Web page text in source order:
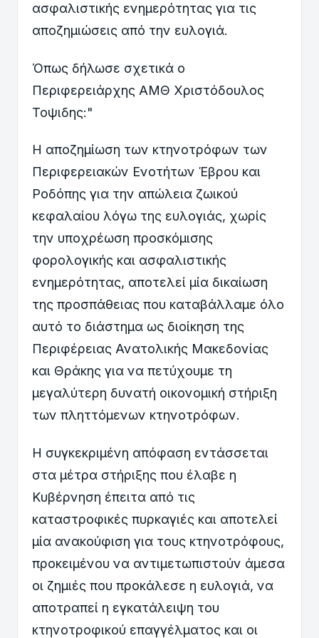
ασφαλιστικής ενημερότητας για τις
αποζημιώσεις από την ευλογιά.
Όπως δήλωσε σχετικά ο
Περιφερειάρχης ΑΜΘ Χριστόδουλος
Τοψιδης:"
Η αποζημίωση των κτηνοτρόφων των
Περιφερειακών Ενοτήτων Έβρου και
Ροδόπης για την απώλεια ζωικού
κεφαλαίου λόγω της ευλογιάς, χωρίς
την υποχρέωση προσκόμισης
φορολογικής και ασφαλιστικής
ενημερότητας, αποτελεί μία δικαίωση
της προσπάθειας που καταβάλλαμε όλο
αυτό το διάστημα ως διοίκηση της
Περιφέρειας Ανατολικής Μακεδονίας
και Θράκης για να πετύχουμε τη
μεγαλύτερη δυνατή οικονομική στήριξη
των πληττόμενων κτηνοτρόφων.
Η συγκεκριμένη απόφαση εντάσσεται
στα μέτρα στήριξης που έλαβε η
Κυβέρνηση έπειτα από τις
καταστροφικές πυρκαγιές και αποτελεί
μία ανακούφιση για τους κτηνοτρόφους,
προκειμένου να αντιμετωπιστούν άμεσα
οι ζημιές που προκάλεσε η ευλογιά, να
αποτραπεί η εγκατάλειψη του
κτηνοτροφικού επαγγέλματος και οι